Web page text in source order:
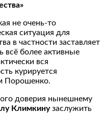
не очень-то
ситуация для
в частности заставляет
всё более активные
вся
курируется
Порошенко.
доверия нынешнему
Климкинузаслужить